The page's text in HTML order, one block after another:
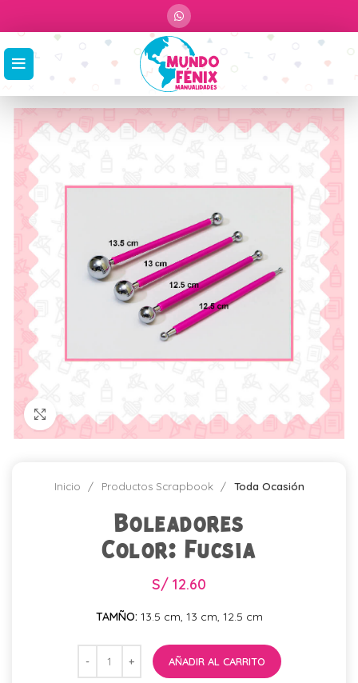
Click para agrandar
Inicio Productos Scrapbook Toda Ocasión
Boleadores
Color: Fucsia
S/ 12.60
TAMÑO: 13.5 cm, 13 cm, 12.5 cm
AÑADIR AL CARRITO